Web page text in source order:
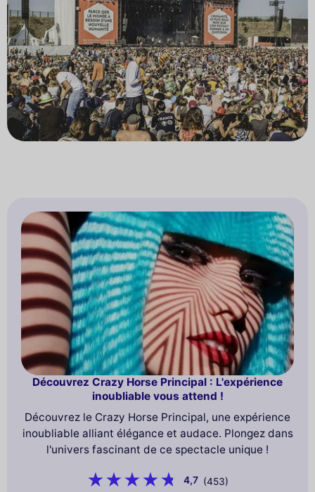
Découvrez Crazy Horse Principal : L'expérience
inoubliable vous attend !
Découvrez le Crazy Horse Principal, une expérience
inoubliable alliant élégance et audace. Plongez dans
l'univers fascinant de ce spectacle unique !
4,7 (453)